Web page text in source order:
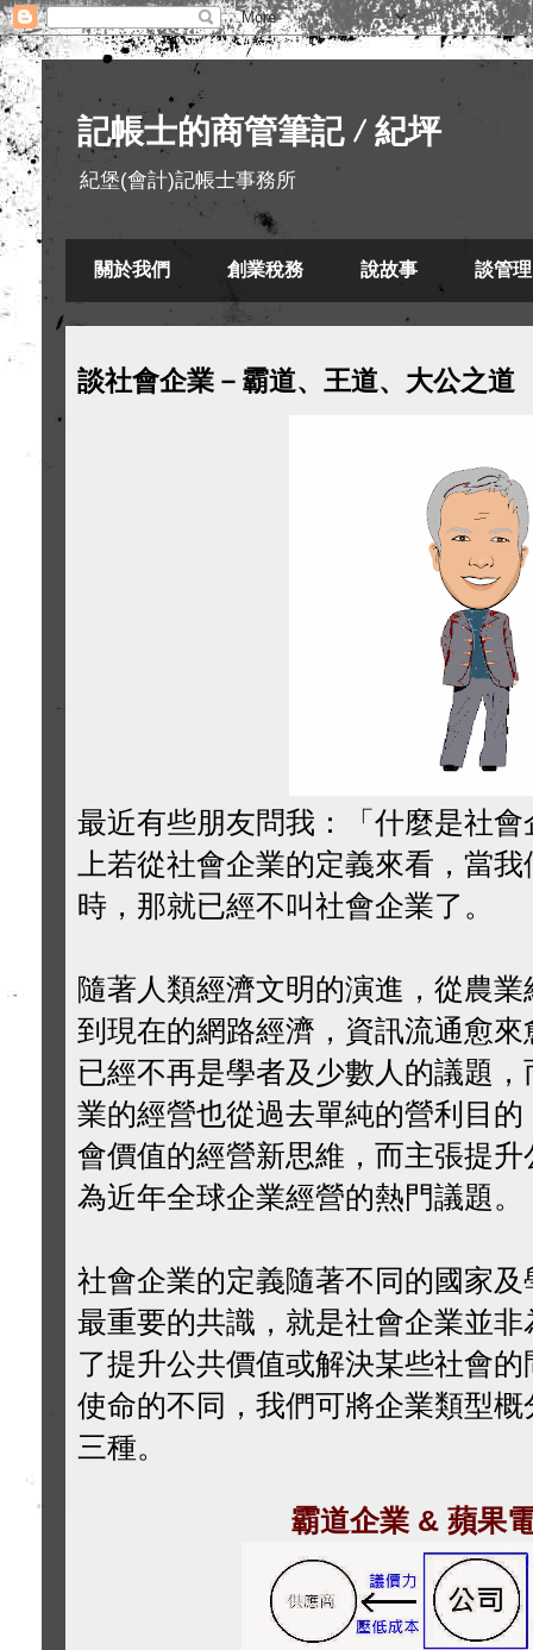
記帳士的商管筆記 / 紀坪
紀堡(會計)記帳士事務所
關於我們 創業稅務 說故事 談管理
談社會企業－霸道、王道、大公之道
最近有些朋友問我：「什麼是社
上若從社會企業的定義來看，當
時，那就已經不叫社會企業了。
隨著人類經濟文明的演進，從農
到現在的網路經濟，資訊流通愈
已經不再是學者及少數人的議題
業的經營也從過去單純的營利目
會價值的經營新思維，而主張提
為近年全球企業經營的熱門議題。
社會企業的定義隨著不同的國家
最重要的共識，就是社會企業並
了提升公共價值或解決某些社會
使命的不同，我們可將企業類型
三種。
霸道企業 & 蘋果